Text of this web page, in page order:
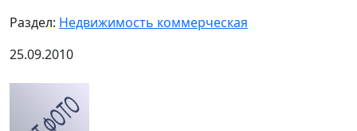
Раздел: Недвижимость коммерческая
25.09.2010